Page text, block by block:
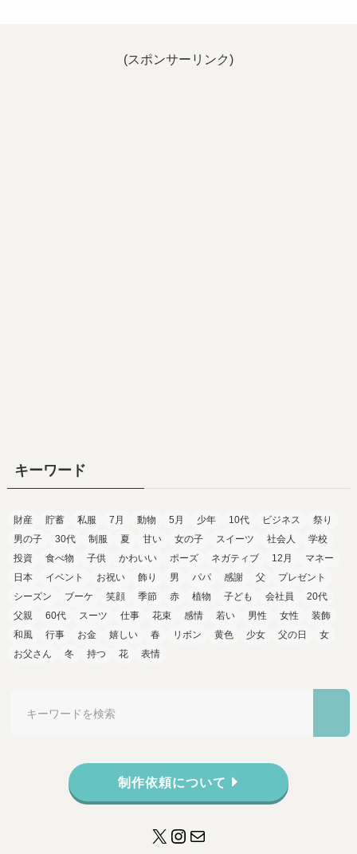
(スポンサーリンク)
キーワード
財産 貯蓄 私服 7月 動物 5月 少年 10代 ビジネス
祭り
男の子
30代 制服 夏 甘い 女の子 スイーツ 社会人
学校
投資
食べ物 子供 かわいい ポーズ ネガティブ 12月
マネー
日本
イベント お祝い 飾り 男 パパ 感謝 父
プレゼント
シーズン
ブーケ 笑顔 季節 赤 植物 子ども 会社員
20代
父親
60代 スーツ 仕事 花束 感情 若い 男性 女性
装飾
和風
行事 お金 嬉しい 春 リボン 黄色 少女 父の日
女
お父さん
冬 持つ 花 表情
制作依頼について
X Instagram
メール